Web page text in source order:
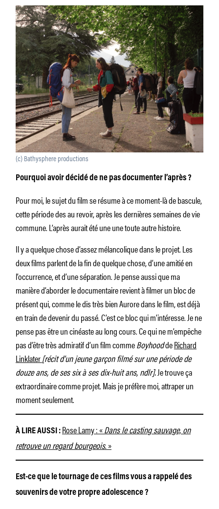
(c) Bathysphere productions
Pourquoi avoir décidé de ne pas documenter l’après ?
Pour moi, le sujet du film se résume à ce moment-là de bascule,
cette période des au revoir, après les dernières semaines de vie
commune. L’après aurait été une une toute autre histoire.
Il y a quelque chose d’assez mélancolique dans le projet. Les
deux films parlent de la fin de quelque chose, d’une amitié en
l’occurrence, et d’une séparation. Je pense aussi que ma
manière d’aborder le documentaire revient à filmer un bloc de
présent qui, comme le dis très bien Aurore dans le film, est déjà
en train de devenir du passé. C’est ce bloc qui m’intéresse. Je ne
pense pas être un cinéaste au long cours. Ce qui ne m’empêche
pas d’être très admiratif d’un film commeBoyhooddeRichard
Linklater[récit d’un jeune garçon filmé sur une période de
douze ans, de ses six à ses dix-huit ans, ndlr].Je trouve ça
extraordinaire comme projet. Mais je préfère moi, attraper un
moment seulement.
À LIRE AUSSI : Rose Lamy : «Dans le casting sauvage, on
retrouve un regard bourgeois. »
Est-ce que le tournage de ces films vous a rappelé des
souvenirs de votre propre adolescence ?